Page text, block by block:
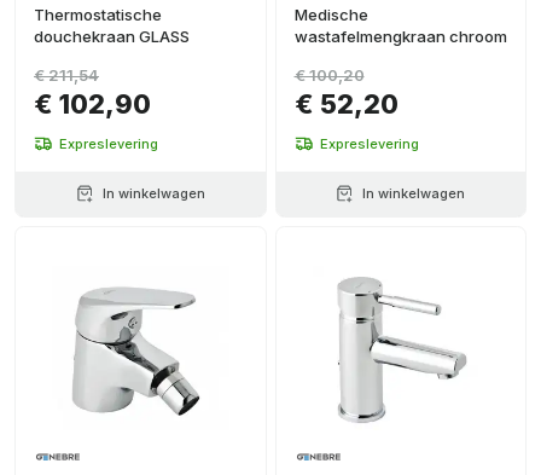
Thermostatische
douchekraan GLASS
€ 102,90
€ 211,54
Expreslevering
In winkelwagen
Medische
wastafelmengkraan chroom
€ 52,20
€ 100,20
Expreslevering
In winkelwagen